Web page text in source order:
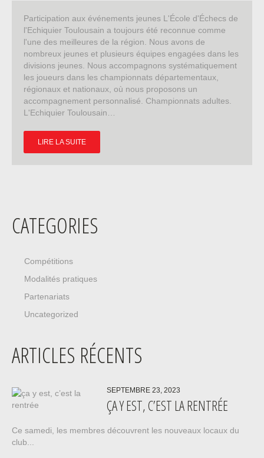
Participation aux événements jeunes L'École d'Échecs de
l'Echiquier Toulousain a toujours été reconnue comme
l'une des meilleures de la région. Nous avons de
nombreux jeunes et plusieurs équipes engagées dans les
divisions jeunes. Nous accompagnons systématiquement
les joueurs dans les championnats départementaux,
régionaux et nationaux, où nous proposons un
accompagnement personnalisé. Championnats adultes.
L'Echiquier Toulousain…
LIRE LA SUITE
CATEGORIES
Compétitions
Modalités pratiques
Partenariats
Uncategorized
ARTICLES RÉCENTS
SEPTEMBRE 23, 2023
ÇA Y EST, C’EST LA RENTRÉE
Ce samedi, les membres découvrent les nouveaux locaux du
club...